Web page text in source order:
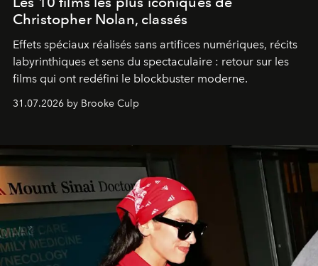
Christopher Nolan, classés
Effets spéciaux réalisés sans artifices numériques, récits
labyrinthiques et sens du spectaculaire : retour sur les
films qui ont redéfini le blockbuster moderne.
31.07.2026 by Brooke Culp